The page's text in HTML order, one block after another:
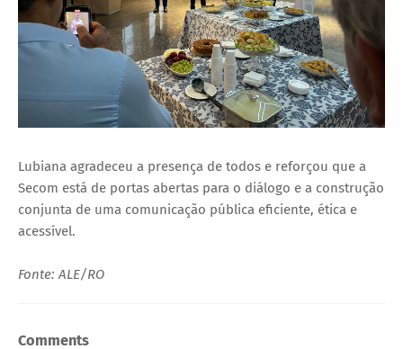
Lubiana agradeceu a presença de todos e reforçou que a
Secom está de portas abertas para o diálogo e a construção
conjunta de uma comunicação pública eficiente, ética e
acessível.
Fonte: ALE/RO
Comments